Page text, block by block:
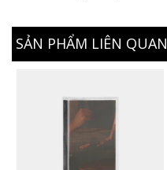
SẢN PHẨM LIÊN QUAN